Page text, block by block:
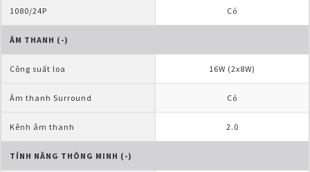
1080/24P Có
ÂM THANH (-)
Công suất loa 16W (2x8W)
Âm thanh Surround Có
Kênh âm thanh 2.0
TÍNH NĂNG THÔNG MINH (-)